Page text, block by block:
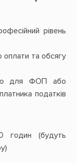
рівень
оплати та обсягу
для ФОП або
податків
годин (будуть